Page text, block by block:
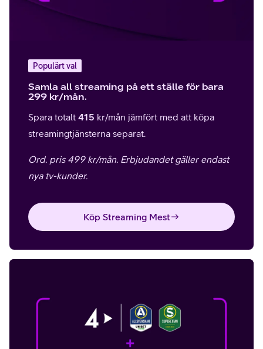
Populärt val
Samla all streaming på ett ställe för bara
299 kr/mån.
Spara totalt 415 kr/mån jämfört med att köpa
streamingtjänsterna separat.
Ord. pris 499 kr/mån. Erbjudandet gäller endast
nya tv-kunder.
Köp Streaming Mest